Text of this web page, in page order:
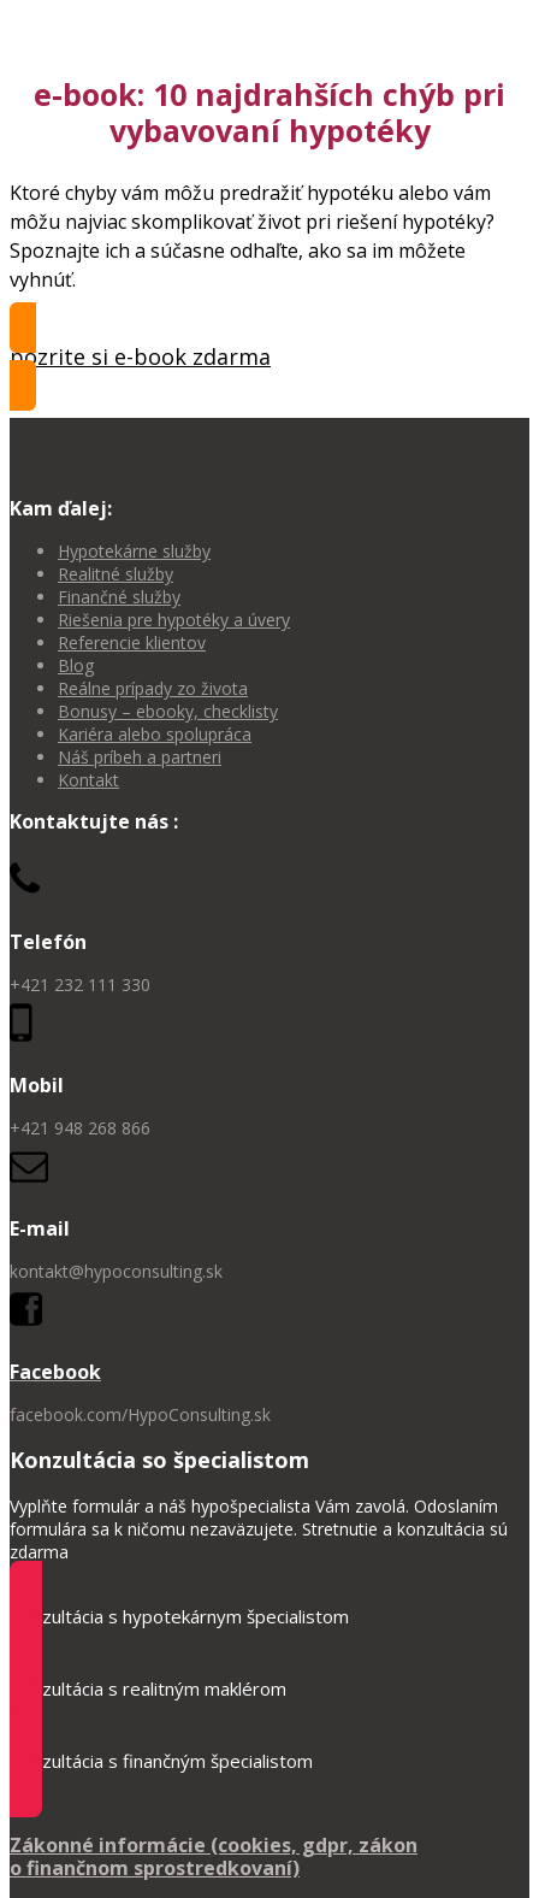
e-book: 10 najdrahších chýb pri
vybavovaní hypotéky
Ktoré chyby vám môžu predražiť hypotéku alebo vám
môžu najviac skomplikovať život pri riešení hypotéky?
Spoznajte ich a súčasne odhaľte, ako sa im môžete
vyhnúť.
pozrite si e-book zdarma
Kam ďalej:
Hypotekárne služby
Realitné služby
Finančné služby
Riešenia pre hypotéky a úvery
Referencie klientov
Blog
Reálne prípady zo života
Bonusy – ebooky, checklisty
Kariéra alebo spolupráca
Náš príbeh a partneri
Kontakt
Kontaktujte nás :
Telefón
+421 232 111 330
Mobil
+421 948 268 866
E-mail
kontakt@hypoconsulting.sk
Facebook
facebook.com/HypoConsulting.sk
Konzultácia so špecialistom
Vyplňte formulár a náš hypošpecialista Vám zavolá. Odoslaním
formulára sa k ničomu nezaväzujete. Stretnutie a konzultácia sú
zdarma
Konzultácia s hypotekárnym špecialistom
Konzultácia s realitným maklérom
Konzultácia s finančným špecialistom
Zákonné informácie (cookies, gdpr, zákon
o finančnom sprostredkovaní)